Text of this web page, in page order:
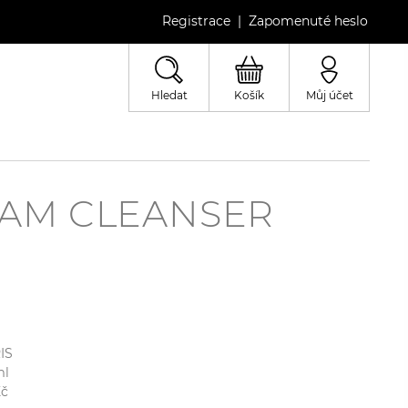
Registrace | Zapomenuté heslo
Hledat Košík Můj účet
CLEANSER